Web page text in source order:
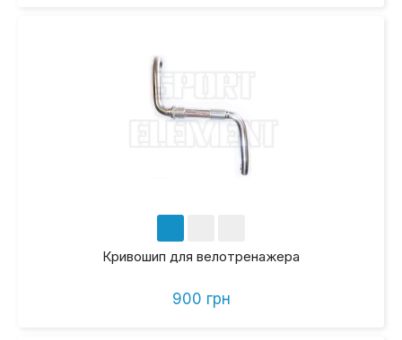
Кривошип для велотренажера
900 грн